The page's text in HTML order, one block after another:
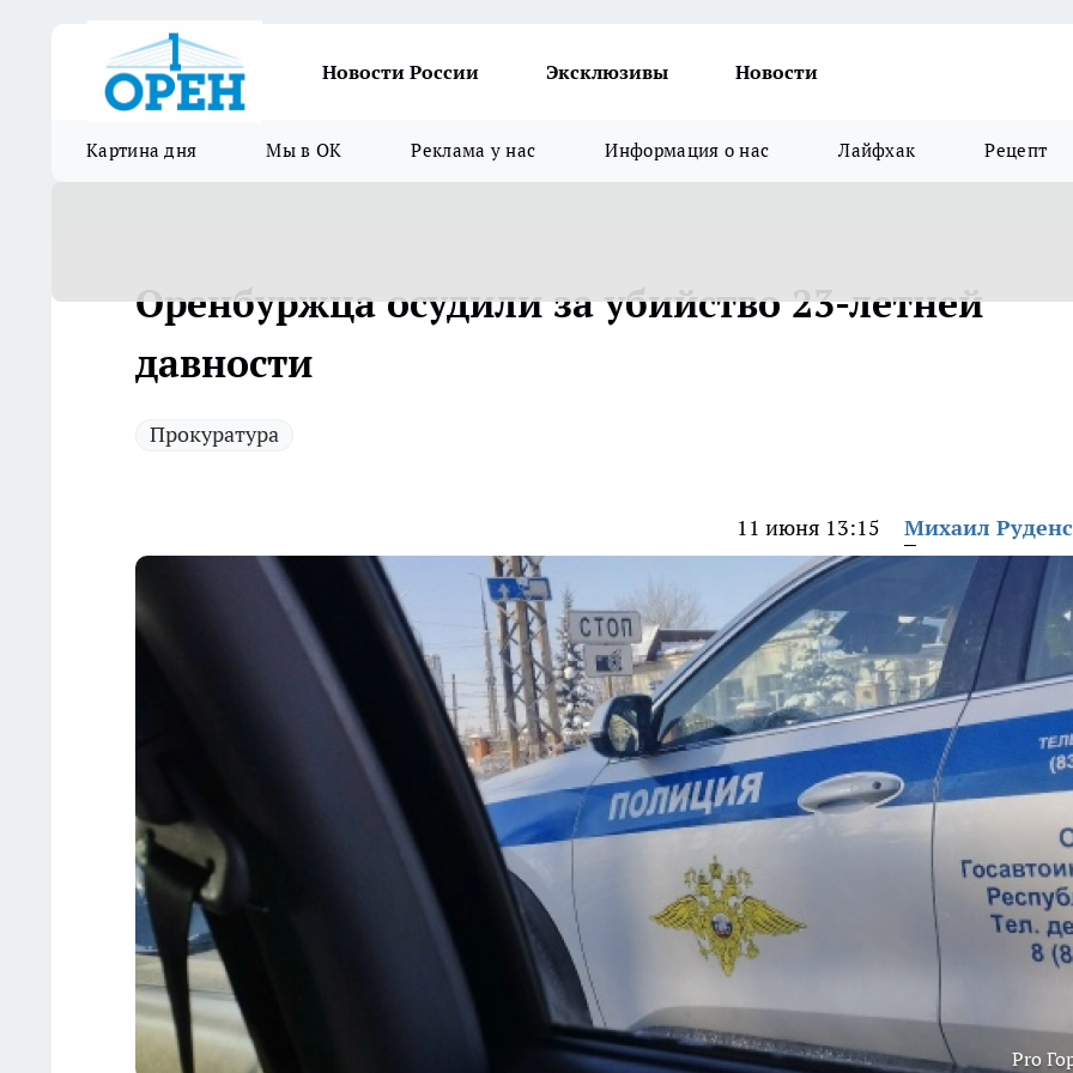
Новости России Эксклюзивы Новости
Картина дня Мы в ОК Реклама у нас Информация о нас Лайфхак Рецепт
Оренбуржца осудили за убийство 23-летней
давности
Прокуратура
11 июня 13:15 Михаил
Pro